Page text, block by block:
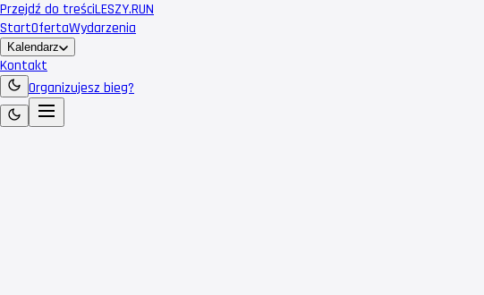
Przejdź do treściLESZY.RUN
StartOfertaWydarzenia
Kalendarz
Kontakt
Organizujesz bieg?